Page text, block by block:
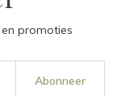
promoties
Abonneer